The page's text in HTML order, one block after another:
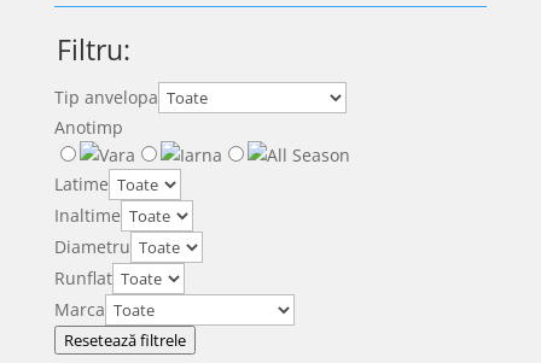
Filtru:
Tip anvelopa
Anotimp
Latime
Inaltime
Diametru
Runflat
Marca
Resetează filtrele